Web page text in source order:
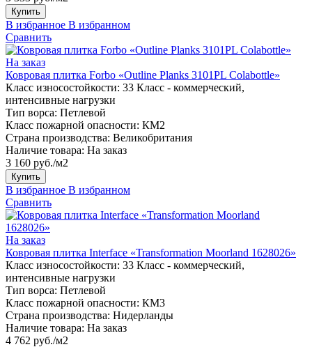
Купить
В избранное В избранном
Сравнить
На заказ
Ковровая плитка Forbo «Outline Planks 3101PL Colabottle»
Класс износостойкости: 33 Класс - коммерческий,
интенсивные нагрузки
Тип ворса: Петлевой
Класс пожарной опасности: КМ2
Страна производства: Великобритания
Наличие товара: На заказ
3 160 руб./м2
Купить
В избранное В избранном
Сравнить
На заказ
Ковровая плитка Interface «Transformation Moorland 1628026»
Класс износостойкости: 33 Класс - коммерческий,
интенсивные нагрузки
Тип ворса: Петлевой
Класс пожарной опасности: КМ3
Страна производства: Нидерланды
Наличие товара: На заказ
4 762 руб./м2